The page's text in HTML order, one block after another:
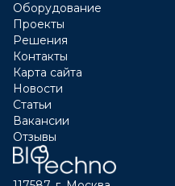
Оборудование
Проекты
Решения
Контакты
Карта сайта
Новости
Статьи
Вакансии
Отзывы